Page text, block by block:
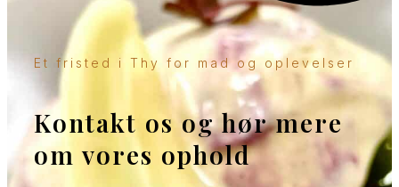
Et fristed i Thy for mad og oplevelser
Kontakt os og hør mere
om vores ophold